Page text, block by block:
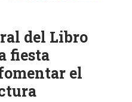
del Libro
fiesta
el